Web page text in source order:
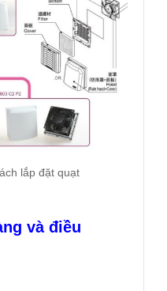
lắp đặt quạt
và điều